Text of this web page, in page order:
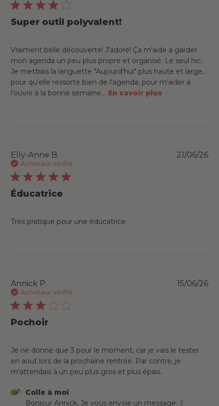
Super outil polyvalent!
Vraiment belle découverte! J'adore! Ça m'aide à garder
mon agenda un peu plus propre et organisé. Le seul hic:
Je mettrais la languette "Aujourd'hui" plus haute et large,
pour qu'elle ressorte bien de l'agenda, pour m'aider à
l'ouvrir à la bonne semaine... En savoir plus
Elly-Anne B.
Acheteur vérifié
Éducatrice
Très pratique pour une éducatrice
21/06/26
Annick P.
Acheteur vérifié
Pochoir
Je ne donne que 3 pour le moment, car je vais le tester
en aout lors de la prochaine rentrée. Par contre, je
m'attendais à un peu plus gros et plus épais.
Commentaires du propriétaire du magasin sur
l'examen par Colle à moi le Mon Jun 15 2026
Colle à moi
Bonjour Annick, Je vous envoie un message. :)
15/06/26